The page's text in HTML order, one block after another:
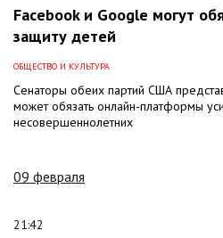
Facebook и Google могут
защиту детей
ОБЩЕСТВО И КУЛЬТУРА
Сенаторы обеих партий США
может обязать онлайн-платформы
несовершеннолетних
09 февраля
21:42